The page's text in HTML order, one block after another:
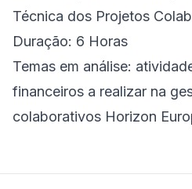
Técnica dos Projetos
Duração: 6 Horas
Temas em análise:
financeiros a realizar na
colaborativos Horizon